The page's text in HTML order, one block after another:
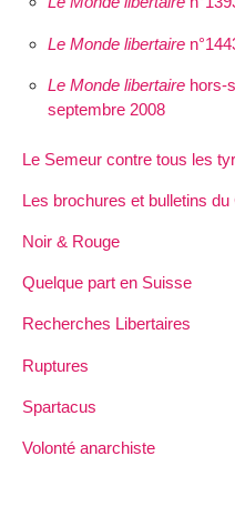
Le Monde libertaire
Le Monde libertairehors-
septembre 2008
Le Semeur contre tous les
Les brochures et bulletins
Noir & Rouge
Quelque part en Suisse
Recherches Libertaires
Ruptures
Spartacus
Volonté anarchiste